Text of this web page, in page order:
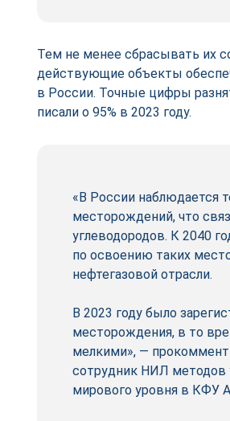
Тем не менее сбрасывать их
действующие объекты
в России. Точные цифры
писали о 95% в 2023 году.
«В России наблюдается
месторождений, что
углеводородов. К 2040
по освоению таких
нефтегазовой отрасли.
В 2023 году было
месторождения, в то
мелкими», —
сотрудник НИЛ методов
мирового уровня в КФУ